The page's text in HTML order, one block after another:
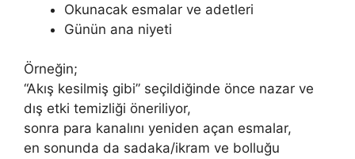
Okunacak esmalar ve adetleri
Günün ana niyeti
Örneğin;
“Akış kesilmiş gibi” seçildiğinde önce nazar ve
dış etki temizliği öneriliyor,
sonra para kanalını yeniden açan esmalar,
en sonunda da sadaka/ikram ve bolluğu